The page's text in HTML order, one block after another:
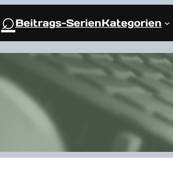
⌕Beitrags-SerienKategorien